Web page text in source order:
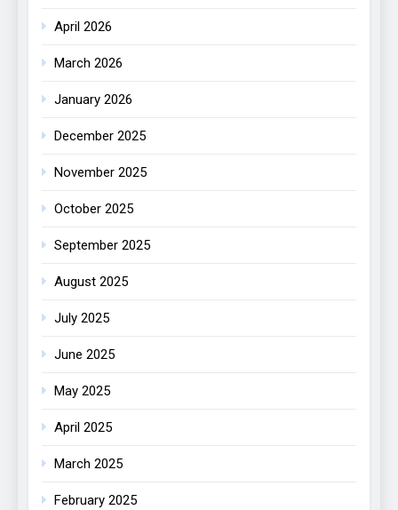
April 2026
March 2026
January 2026
December 2025
November 2025
October 2025
September 2025
August 2025
July 2025
June 2025
May 2025
April 2025
March 2025
February 2025